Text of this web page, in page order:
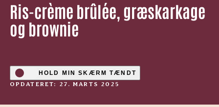
Ris-crème brûlée, græskarkage
og brownie
HOLD MIN SKÆRM TÆNDT
OPDATERET: 27. MARTS 2025